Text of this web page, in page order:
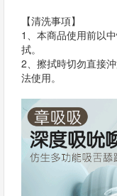
【清洗事項】
1、本商品使用前以
拭。
2、擦拭時切勿直接
法使用。